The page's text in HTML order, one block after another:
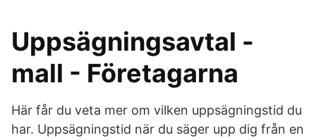
Uppsägningsavtal -
mall - Företagarna
Här får du veta mer om vilken uppsägningstid du
har. Uppsägningstid när du säger upp dig från en